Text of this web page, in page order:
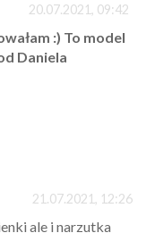
20.07.2021, 09:42
:) To model
Daniela
21.07.2021, 12:26
ale i narzutka